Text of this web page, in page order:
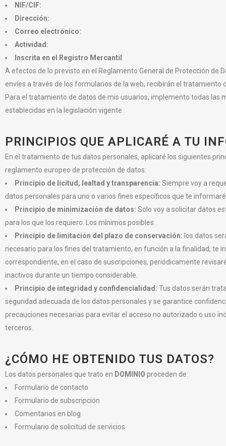
NIF/CIF:
Dirección:
Correo electrónico:
Actividad:
Inscrita en el Registro Mercantil
A efectos de lo previsto en el Reglamento General de Protección de
envíes a través de los formularios de la web, recibirán el tratamiento
Para el tratamiento de datos de mis usuarios, implemento todas las
establecidas en la legislación vigente.
PRINCIPIOS QUE APLICARÉ A TU
En el tratamiento de tus datos personales, aplicaré los siguientes
reglamento europeo de protección de datos:
Principio de licitud, lealtad y transparencia: Siempre voy a
datos personales para uno o varios fines específicos que te
Principio de minimización de datos: Solo voy a solicitar datos
para los que los requiero. Los mínimos posibles.
Principio de limitación del plazo de conservación: los datos
necesario para los fines del tratamiento, en función a la finalidad, te
correspondiente, en el caso de suscripciones, periódicamente
inactivos durante un tiempo considerable.
Principio de integridad y confidencialidad: Tus datos serán
seguridad adecuada de los datos personales y se garantice
precauciones necesarias para evitar el acceso no autorizado o uso
terceros.
¿CÓMO HE OBTENIDO TUS DATOS?
Los datos personales que trato en DOMINIO proceden de:
Formulario de contacto
Formulario de subscripción
Comentarios en blog
Formulario de solicitud de servicios